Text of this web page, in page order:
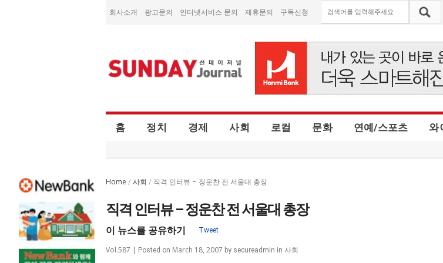
회사소개 광고문의 인터넷서비스 문의 제휴문의 구독신청
홈 정치 경제 사회 로컬 문화 연예/스포츠 와
Home / 사회 / 직격 인터뷰 – 정운찬 전 서울대 총장
직격 인터뷰 – 정운찬 전 서울대 총장
이 뉴스를 공유하기 Tweet
Vol.587 | Posted on March 18, 2007 by secureadmin in 사회